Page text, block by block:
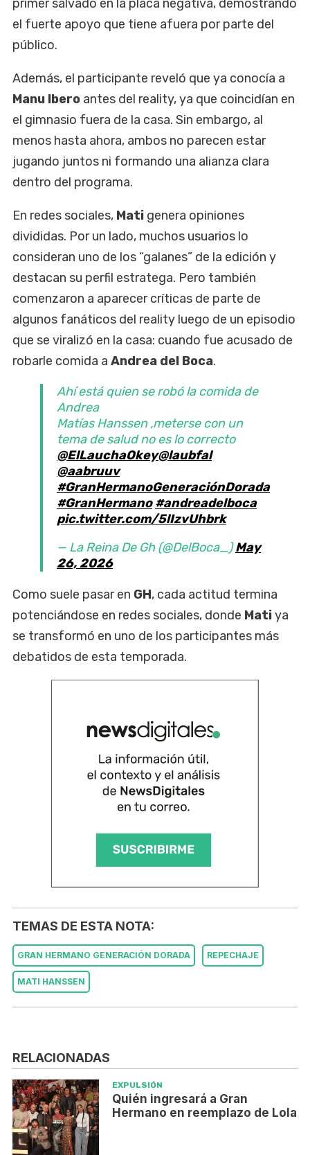
primer salvado en la placa negativa, demostrando
el fuerte apoyo que tiene afuera por parte del
público.
Además, el participante reveló que ya conocía a
Manu Ibero antes del reality, ya que coincidían en
el gimnasio fuera de la casa. Sin embargo, al
menos hasta ahora, ambos no parecen estar
jugando juntos ni formando una alianza clara
dentro del programa.
En redes sociales, Mati genera opiniones
divididas. Por un lado, muchos usuarios lo
consideran uno de los “galanes” de la edición y
destacan su perfil estratega. Pero también
comenzaron a aparecer críticas de parte de
algunos fanáticos del reality luego de un episodio
que se viralizó en la casa: cuando fue acusado de
robarle comida a Andrea del Boca.
Ahí está quien se robó la comida de
Andrea
Matías Hanssen ,meterse con un
tema de salud no es lo correcto
@ElLauchaOkey@laubfal
@aabruuv
#GranHermanoGeneraciónDorada
#GranHermano #andreadelboca
pic.twitter.com/5lIzvUhbrk
— La Reina De Gh (@DelBoca_)May
26, 2026
Como suele pasar en GH, cada actitud termina
potenciándose en redes sociales, donde Matiya
se transformó en uno de los participantes más
debatidos de esta temporada.
TEMAS DE ESTA NOTA:
GRAN HERMANO GENERACIÓN DORADA REPECHAJE
MATI HANSSEN
RELACIONADAS
EXPULSIÓN
Quién ingresará a Gran
Hermano en reemplazo de Lola